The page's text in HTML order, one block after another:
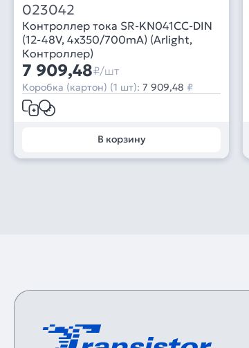
023042
Контроллер тока SR-KN041CC-DIN
(12-48V, 4x350/700mA) (Arlight,
Контроллер)
7 909,48₽/шт
Коробка (картон) (1 шт): 7 909,48 ₽
В корзину